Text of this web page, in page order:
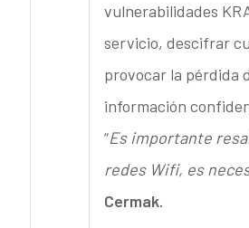
vulnerabilidades
servicio, descifrar
provocar la pérdida
información
“Es importante
redes Wifi, es
Cermak.